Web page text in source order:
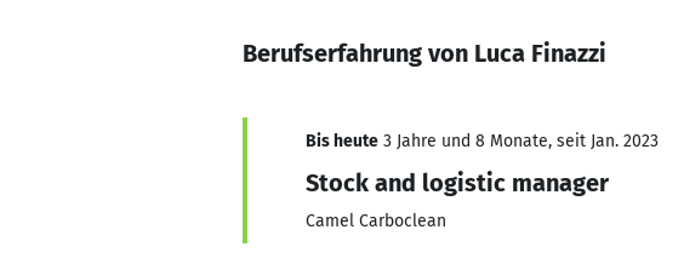
Berufserfahrung von Luca Finazzi
Bis heute 3 Jahre und 8 Monate, seit Jan. 2023
Stock and logistic manager
Camel Carboclean